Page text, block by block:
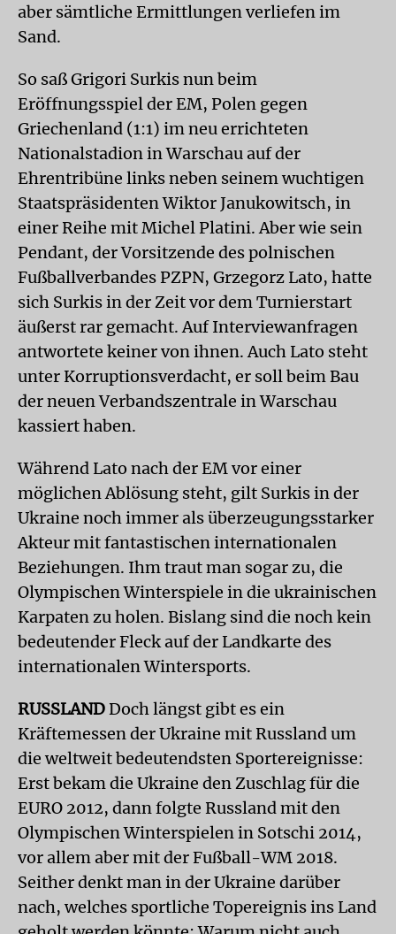
aber sämtliche Ermittlungen verliefen im
Sand.
So saß Grigori Surkis nun beim
Eröffnungsspiel der EM, Polen gegen
Griechenland (1:1) im neu errichteten
Nationalstadion in Warschau auf der
Ehrentribüne links neben seinem wuchtigen
Staatspräsidenten Wiktor Janukowitsch, in
einer Reihe mit Michel Platini. Aber wie sein
Pendant, der Vorsitzende des polnischen
Fußballverbandes PZPN, Grzegorz Lato, hatte
sich Surkis in der Zeit vor dem Turnierstart
äußerst rar gemacht. Auf Interviewanfragen
antwortete keiner von ihnen. Auch Lato steht
unter Korruptionsverdacht, er soll beim Bau
der neuen Verbandszentrale in Warschau
kassiert haben.
Während Lato nach der EM vor einer
möglichen Ablösung steht, gilt Surkis in der
Ukraine noch immer als überzeugungsstarker
Akteur mit fantastischen internationalen
Beziehungen. Ihm traut man sogar zu, die
Olympischen Winterspiele in die ukrainischen
Karpaten zu holen. Bislang sind die noch kein
bedeutender Fleck auf der Landkarte des
internationalen Wintersports.
RUSSLANDDoch längst gibt es ein
Kräftemessen der Ukraine mit Russland um
die weltweit bedeutendsten Sportereignisse:
Erst bekam die Ukraine den Zuschlag für die
EURO 2012, dann folgte Russland mit den
Olympischen Winterspielen in Sotschi 2014,
vor allem aber mit der Fußball-WM 2018.
Seither denkt man in der Ukraine darüber
nach, welches sportliche Topereignis ins Land